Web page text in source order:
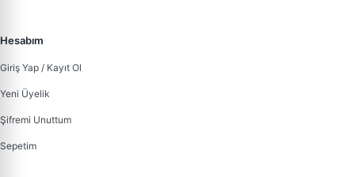
Hesabım
Giriş Yap / Kayıt Ol
Yeni Üyelik
Şifremi Unuttum
Sepetim